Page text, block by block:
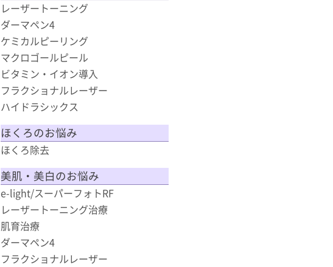
レーザートーニング
ダーマペン4
ケミカルピーリング
マクロゴールピール
ビタミン・イオン導入
フラクショナルレーザー
ハイドラシックス
ほくろのお悩み
ほくろ除去
美肌・美白のお悩み
e-light/スーパーフォトRF
レーザートーニング治療
肌育治療
ダーマペン4
フラクショナルレーザー